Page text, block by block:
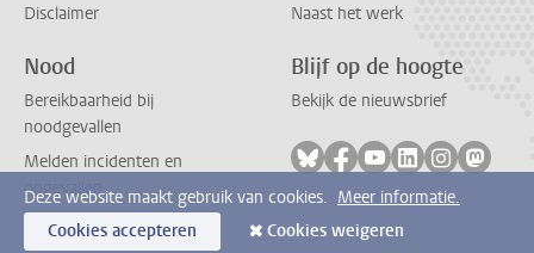
Disclaimer
Naast het werk
Nood
Bereikbaarheid bij
noodgevallen
Melden incidenten en
ongevallen
Blijf op de hoogte
Bekijk de nieuwsbrief
Volg ons op bluesky
Volg ons op facebook
Volg ons op
Volg ons op
Volg ons
Volg
Deze website maakt gebruik van cookies. Meer informatie.
Cookies accepteren
Cookies weigeren